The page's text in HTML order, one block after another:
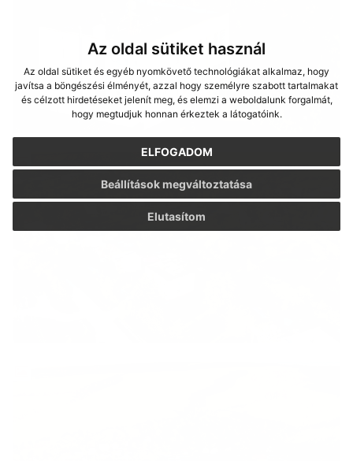
Az oldal sütiket használ
Az oldal sütiket és egyéb nyomkövető technológiákat alkalmaz, hogy
javítsa a böngészési élményét, azzal hogy személyre szabott tartalmakat
és célzott hirdetéseket jelenít meg, és elemzi a weboldalunk forgalmát,
hogy megtudjuk honnan érkeztek a látogatóink.
ELFOGADOM
Elutasítom
Beállítások megváltoztatása